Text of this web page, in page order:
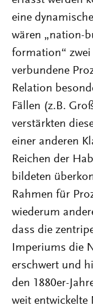
eine
wären „nation-
formation“
verbundene
Relation
Fällen (z.B.
verstärkten
einer anderen
Reichen der
bildeten
Rahmen für
wiederum
dass die
Imperiums die
erschwert und
den 1880er-
weit